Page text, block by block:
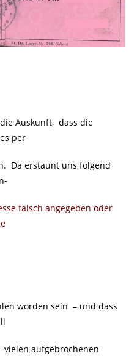
Auskunft, dass die
per
Da erstaunt uns folgend
falsch angegeben oder
worden sein – und dass
aufgebrochenen